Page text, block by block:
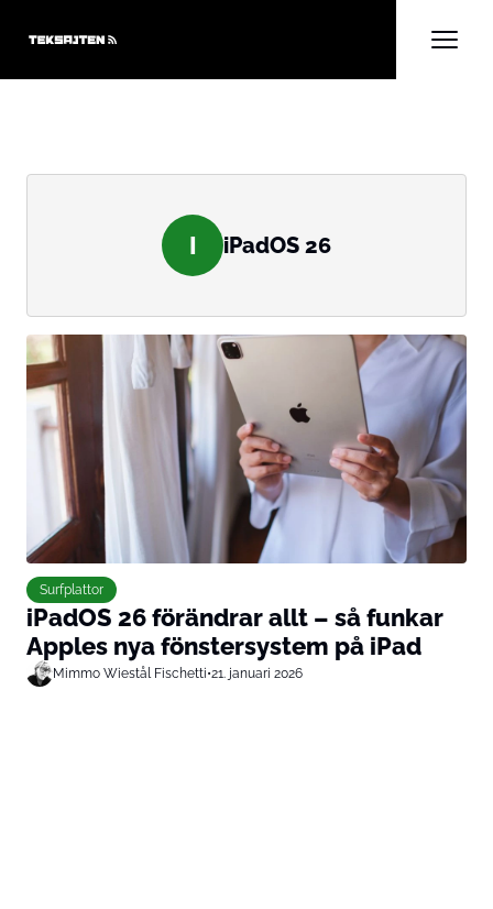
I iPadOS 26
Surfplattor
iPadOS 26 förändrar allt – så funkar
Apples nya fönstersystem på iPad
Mimmo Wiestål Fischetti•21. januari 2026